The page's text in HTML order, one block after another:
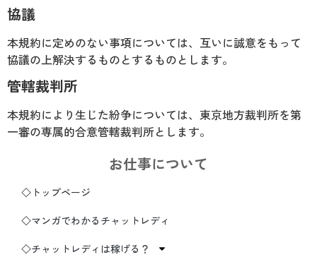
協議
本規約に定めのない事項については、互いに誠意をもって
協議の上解決するものとするものとします。
管轄裁判所
本規約により生じた紛争については、東京地方裁判所を第
一審の専属的合意管轄裁判所とします。
お仕事について
◇トップページ
◇マンガでわかるチャットレディ
◇チャットレディは稼げる？